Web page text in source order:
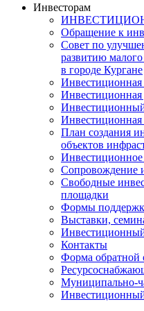
Инвесторам
Обращение к
Совет по
развитию
в городе Кургане
Инвестиционная
Инвестиционная
Инвестиционная
План создания
объектов
Инвестиционное
Сопровождение
Свободные
площадки
Формы
Выставки,
Инвестиционный
Контакты
Форма обратной
Муниципально-